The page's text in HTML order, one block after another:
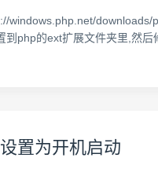
windows.php.net/
到php的ext扩展文件夹里,然
置为开机启动